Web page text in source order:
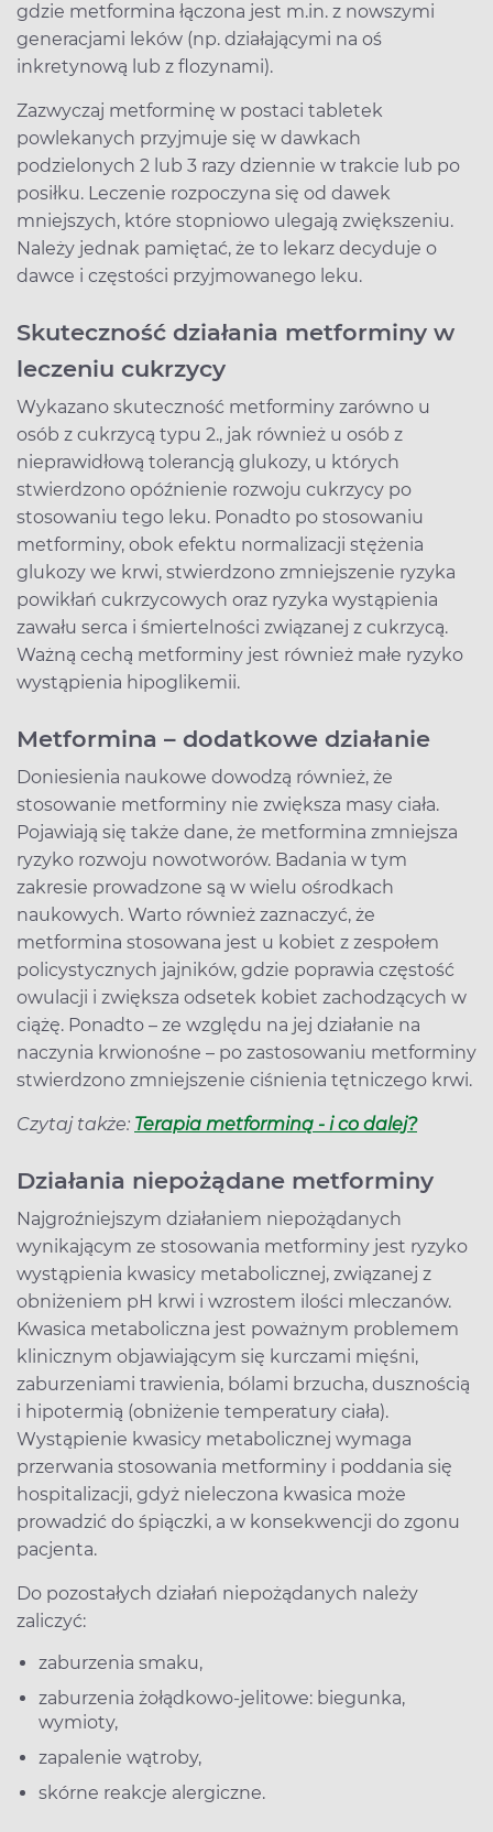
gdzie metformina łączona jest m.in. z nowszymi
generacjami leków (np. działającymi na oś
inkretynową lub z flozynami).
Zazwyczaj metforminę w postaci tabletek
powlekanych przyjmuje się w dawkach
podzielonych 2 lub 3 razy dziennie w trakcie lub po
posiłku. Leczenie rozpoczyna się od dawek
mniejszych, które stopniowo ulegają zwiększeniu.
Należy jednak pamiętać, że to lekarz decyduje o
dawce i częstości przyjmowanego leku.
Skuteczność działania metforminy w
leczeniu cukrzycy
Wykazano skuteczność metforminy zarówno u
osób z cukrzycą typu 2., jak również u osób z
nieprawidłową tolerancją glukozy, u których
stwierdzono opóźnienie rozwoju cukrzycy po
stosowaniu tego leku. Ponadto po stosowaniu
metforminy, obok efektu normalizacji stężenia
glukozy we krwi, stwierdzono zmniejszenie ryzyka
powikłań cukrzycowych oraz ryzyka wystąpienia
zawału serca i śmiertelności związanej z cukrzycą.
Ważną cechą metforminy jest również małe ryzyko
wystąpienia hipoglikemii.
Metformina – dodatkowe działanie
Doniesienia naukowe dowodzą również, że
stosowanie metforminy nie zwiększa masy ciała.
Pojawiają się także dane, że metformina zmniejsza
ryzyko rozwoju nowotworów. Badania w tym
zakresie prowadzone są w wielu ośrodkach
naukowych. Warto również zaznaczyć, że
metformina stosowana jest u kobiet z zespołem
policystycznych jajników, gdzie poprawia częstość
owulacji i zwiększa odsetek kobiet zachodzących w
ciążę. Ponadto – ze względu na jej działanie na
naczynia krwionośne – po zastosowaniu metforminy
stwierdzono zmniejszenie ciśnienia tętniczego krwi.
Czytaj także: Terapia metforminą - i co dalej?
Działania niepożądane metforminy
Najgroźniejszym działaniem niepożądanych
wynikającym ze stosowania metforminy jest ryzyko
wystąpienia kwasicy metabolicznej, związanej z
obniżeniem pH krwi i wzrostem ilości mleczanów.
Kwasica metaboliczna jest poważnym problemem
klinicznym objawiającym się kurczami mięśni,
zaburzeniami trawienia, bólami brzucha, dusznością
i hipotermią (obniżenie temperatury ciała).
Wystąpienie kwasicy metabolicznej wymaga
przerwania stosowania metforminy i poddania się
hospitalizacji, gdyż nieleczona kwasica może
prowadzić do śpiączki, a w konsekwencji do zgonu
pacjenta.
Do pozostałych działań niepożądanych należy
zaliczyć:
zaburzenia smaku,
zaburzenia żołądkowo-jelitowe: biegunka,
wymioty,
zapalenie wątroby,
skórne reakcje alergiczne.